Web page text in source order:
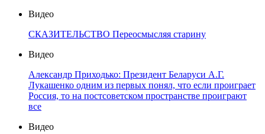
Видео
СКАЗИТЕЛЬСТВО Переосмысляя старину
Видео
Александр Приходько: Президент Беларуси А.Г.
Лукашенко одним из первых понял, что если проиграет
Россия, то на постсоветском пространстве проиграют
все
Видео